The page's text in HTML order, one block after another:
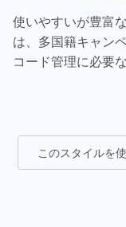
使いやすいが豊富
は、多国籍キャン
コード管理に必要
このスタイルを